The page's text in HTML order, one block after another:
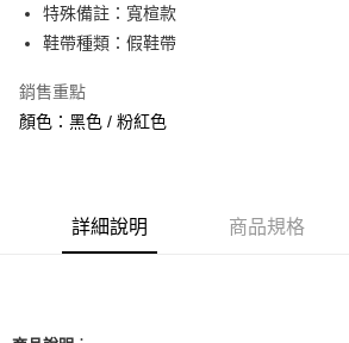
上海商業儲蓄銀行
國泰世華商業銀行
匯豐（台灣）商業銀行
聯邦商業銀行
台灣樂天信用卡公司
LINE Pay
街口支付
AFTEE先享後付
便利好安心！
特殊備註：寬楦款
鞋帶種類：假鞋帶
銷售重點
顏色：黑色 / 粉紅色
詳細說明 商品規格